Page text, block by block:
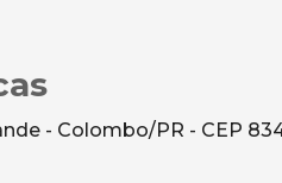
- Colombo/PR - CEP